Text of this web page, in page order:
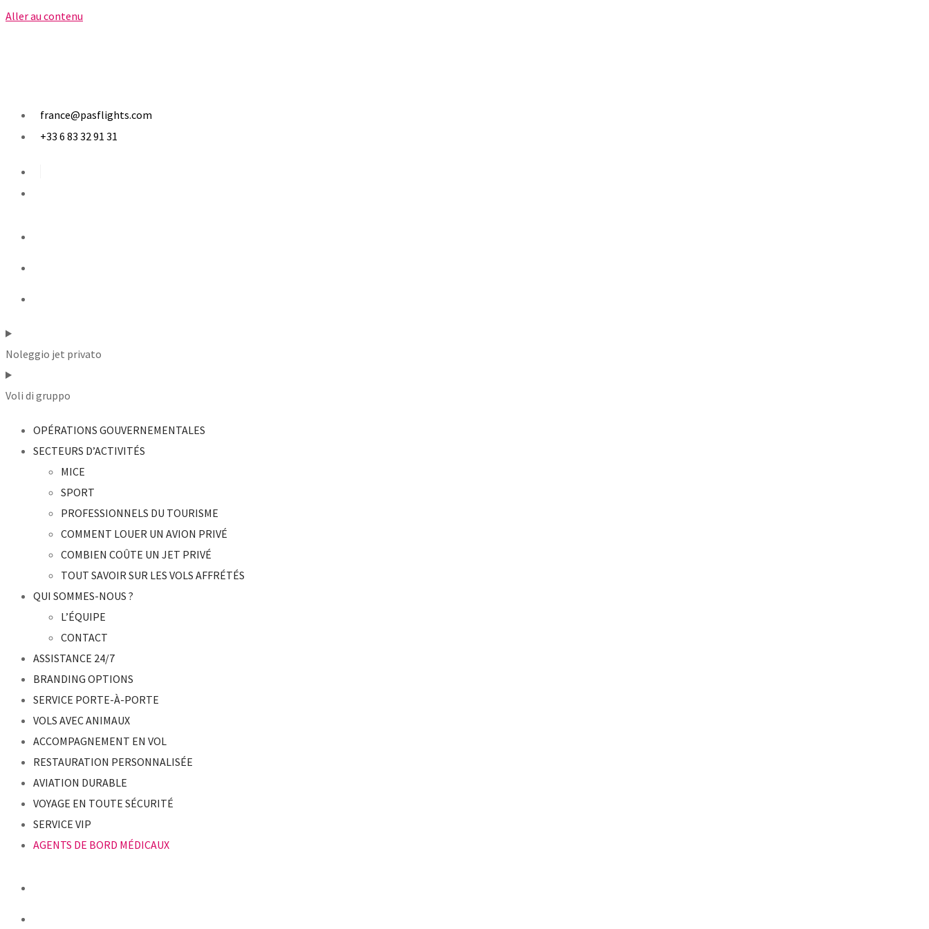
Aller au contenu
france@pasflights.com
+33 6 83 32 91 31
Noleggio jet privato
Voli di gruppo
OPÉRATIONS GOUVERNEMENTALES
SECTEURS D’ACTIVITÉS
MICE
SPORT
PROFESSIONNELS DU TOURISME
COMMENT LOUER UN AVION PRIVÉ
COMBIEN COÛTE UN JET PRIVÉ
TOUT SAVOIR SUR LES VOLS AFFRÉTÉS
QUI SOMMES-NOUS ?
L’ÉQUIPE
CONTACT
ASSISTANCE 24/7
BRANDING OPTIONS
SERVICE PORTE-À-PORTE
VOLS AVEC ANIMAUX
ACCOMPAGNEMENT EN VOL
RESTAURATION PERSONNALISÉE
AVIATION DURABLE
VOYAGE EN TOUTE SÉCURITÉ
SERVICE VIP
AGENTS DE BORD MÉDICAUX